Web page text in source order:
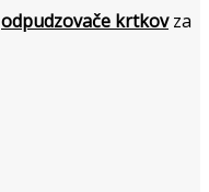
odpudzovače krtkovza